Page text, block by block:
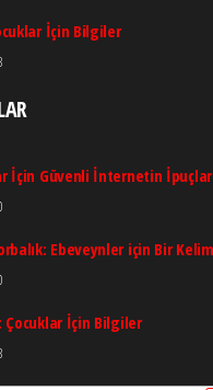
İçin Bilgiler
İçin Güvenli İnternetin
Ebeveynler için Bir
Çocuklar İçin Bilgiler